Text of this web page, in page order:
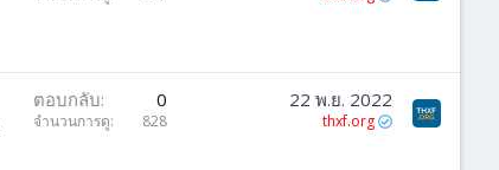
ตอบกลับ 0
จำนวนการดู 828
22 พ.ย. 2022
thxf.org